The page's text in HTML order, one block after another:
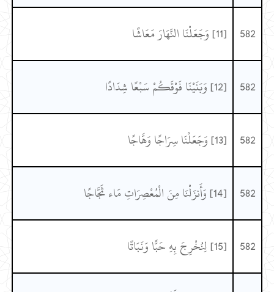
582 [11] وَجَعَلْنَا النَّهَارَ مَعَاشًا
582 [12] وَبَنَيْنَا فَوْقَكُمْ سَبْعًا شِدَادًا
582 [13] وَجَعَلْنَا سِرَاجًا وَهَّاجًا
582 [14] وَأَنزَلْنَا مِنَ الْمُعْصِرَاتِ مَاء ثَجَّاجًا
582 [15] لِنُخْرِجَ بِهِ حَبًّا وَنَبَاتًا